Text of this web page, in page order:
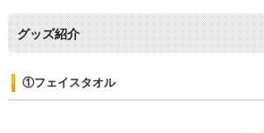
グッズ紹介
①フェイスタオル